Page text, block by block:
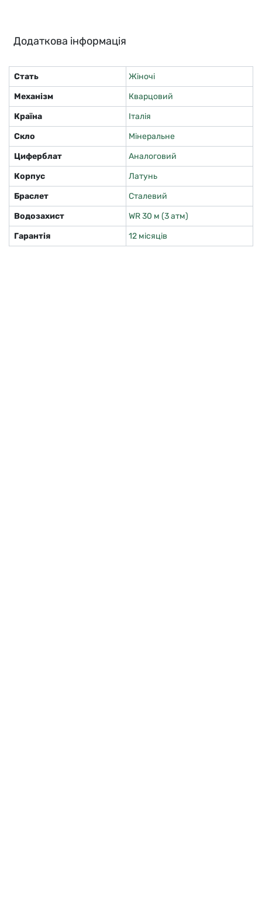
Додаткова інформація
Стать
Жіночі
Механізм
Кварцовий
Країна
Італія
Скло
Мінеральне
Циферблат
Аналоговий
Корпус
Латунь
Браслет
Сталевий
Водозахист
WR 30 м (3 атм)
Гарантія
12 місяців